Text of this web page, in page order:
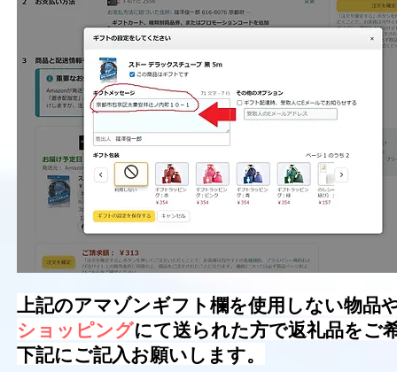
上記のアマゾンギフト欄を使用しない物品
ショッピングにて送られた方で返礼品をご
下記にご記入お願いします。